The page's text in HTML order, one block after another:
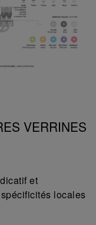
VERRINES
et
locales